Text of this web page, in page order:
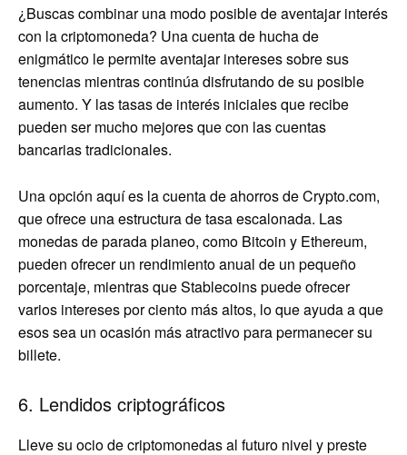
¿Buscas combinar una modo posible de aventajar interés
con la criptomoneda? Una cuenta de hucha de
enigmático le permite aventajar intereses sobre sus
tenencias mientras continúa disfrutando de su posible
aumento. Y las tasas de interés iniciales que recibe
pueden ser mucho mejores que con las cuentas
bancarias tradicionales.
Una opción aquí es la cuenta de ahorros de Crypto.com,
que ofrece una estructura de tasa escalonada. Las
monedas de parada planeo, como Bitcoin y Ethereum,
pueden ofrecer un rendimiento anual de un pequeño
porcentaje, mientras que Stablecoins puede ofrecer
varios intereses por ciento más altos, lo que ayuda a que
esos sea un ocasión más atractivo para permanecer su
billete.
6. Lendidos criptográficos
Lleve su ocio de criptomonedas al futuro nivel y preste